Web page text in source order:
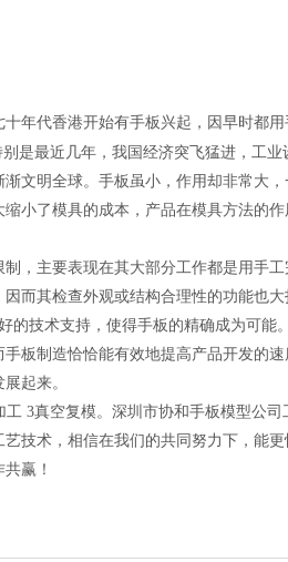
年代香港开始有手板兴起，因早时都
是最近几年，我国经济突飞猛进，工业
文明全球。手板虽小，作用却非常大
小了模具的成本，产品在模具方法的
，主要表现在其大部分工作都是用手
而其检查外观或结构合理性的功能也
技术支持，使得手板的精确成为可能
板制造恰恰能有效地提高产品开发的
起来。
3真空复模。深圳市协和手板模型公司
技术，相信在我们的共同努力下，能
赢！